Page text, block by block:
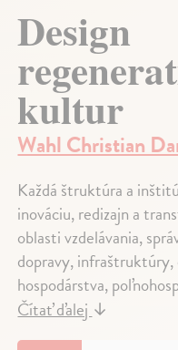
Design
kultur
Wahl Christian
Každá štruktúra a
inováciu, redizajn a
oblasti vzdelávania,
dopravy,
hospodárstva,
Čítať ďalej ↓